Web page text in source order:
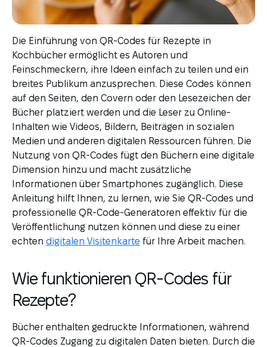
Die Einführung von QR-Codes für Rezepte in
Kochbücher ermöglicht es Autoren und
Feinschmeckern, ihre Ideen einfach zu teilen und ein
breites Publikum anzusprechen. Diese Codes können
auf den Seiten, den Covern oder den Lesezeichen der
Bücher platziert werden und die Leser zu Online-
Inhalten wie Videos, Bildern, Beiträgen in sozialen
Medien und anderen digitalen Ressourcen führen. Die
Nutzung von QR-Codes fügt den Büchern eine digitale
Dimension hinzu und macht zusätzliche
Informationen über Smartphones zugänglich. Diese
Anleitung hilft Ihnen, zu lernen, wie Sie QR-Codes und
professionelle QR-Code-Generatoren effektiv für die
Veröffentlichung nutzen können und diese zu einer
echten digitalen Visitenkarte für Ihre Arbeit machen.
Wie funktionieren QR-Codes für
Rezepte?
Bücher enthalten gedruckte Informationen, während
QR-Codes Zugang zu digitalen Daten bieten. Durch die